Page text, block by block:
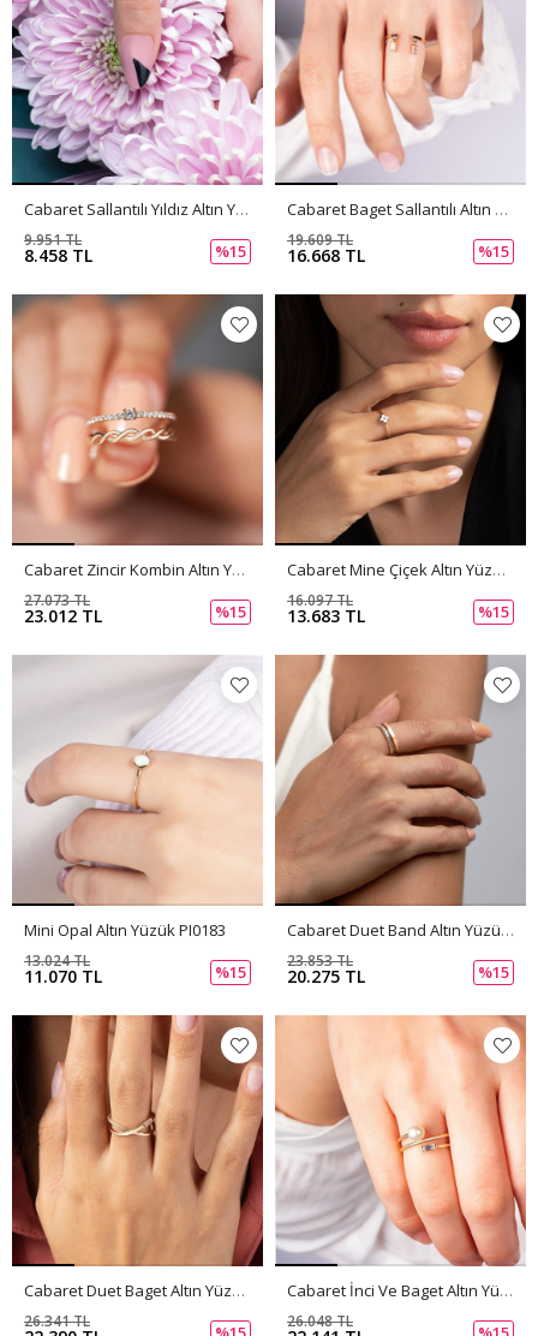
Cabaret Sallantılı Yıldız Altın Yüzük PI0187
8.458 TL
9.951 TL
%15
Cabaret Baget Sallantılı Altın Yüzük PI0186
16.668 TL
19.609 TL
%15
Cabaret Zincir Kombin Altın Yüzük PI0185
23.012 TL
27.073 TL
%15
Cabaret Mine Çiçek Altın Yüzük PI0184
13.683 TL
16.097 TL
%15
Mini Opal Altın Yüzük PI0183
11.070 TL
13.024 TL
%15
Cabaret Duet Band Altın Yüzük PI0182
20.275 TL
23.853 TL
%15
Cabaret Duet Baget Altın Yüzük PI0181
26.341 TL
Cabaret İnci Ve Baget Altın Yüzük PI0180
26.048 TL